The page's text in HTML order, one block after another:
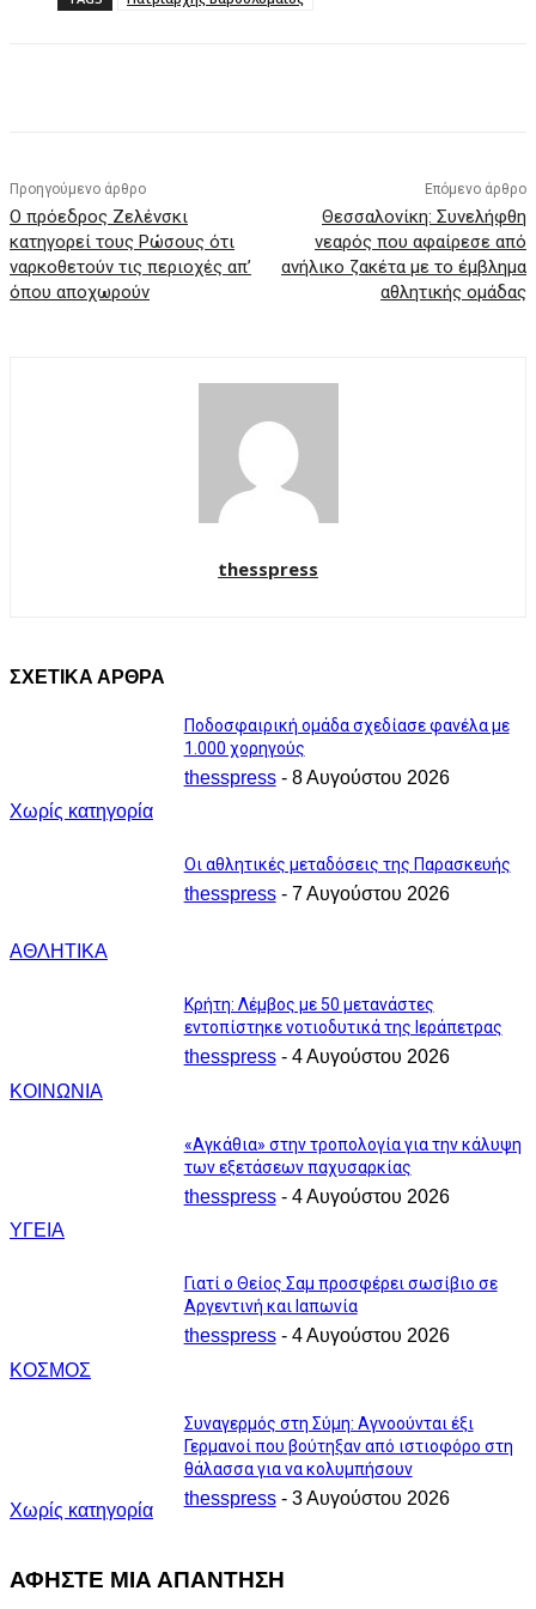
Προηγούμενο άρθρο
Ο πρόεδρος Ζελένσκι
κατηγορεί τους Ρώσους ότι
ναρκοθετούν τις περιοχές απ’
όπου αποχωρούν
Επόμενο άρθρο
Θεσσαλονίκη: Συνελήφθη
νεαρός που αφαίρεσε από
ανήλικο ζακέτα με το έμβλημα
αθλητικής ομάδας
thesspress
ΣΧΕΤΙΚΑ ΑΡΘΡΑ
Χωρίς κατηγορία
Ποδοσφαιρική ομάδα σχεδίασε φανέλα με
1.000 χορηγούς
thesspress - 8 Αυγούστου 2026
ΑΘΛΗΤΙΚΑ
Οι αθλητικές μεταδόσεις της Παρασκευής
thesspress - 7 Αυγούστου 2026
ΚΟΙΝΩΝΙΑ
Κρήτη: Λέμβος με 50 μετανάστες
εντοπίστηκε νοτιοδυτικά της Ιεράπετρας
thesspress - 4 Αυγούστου 2026
ΥΓΕΙΑ
«Αγκάθια» στην τροπολογία για την κάλυψη
των εξετάσεων παχυσαρκίας
thesspress - 4 Αυγούστου 2026
ΚΟΣΜΟΣ
Γιατί ο Θείος Σαμ προσφέρει σωσίβιο σε
Αργεντινή και Ιαπωνία
thesspress - 4 Αυγούστου 2026
Χωρίς κατηγορία
Συναγερμός στη Σύμη: Αγνοούνται έξι
Γερμανοί που βούτηξαν από ιστιοφόρο στη
θάλασσα για να κολυμπήσουν
thesspress - 3 Αυγούστου 2026
ΑΦΗΣΤΕ ΜΙΑ ΑΠΑΝΤΗΣΗ